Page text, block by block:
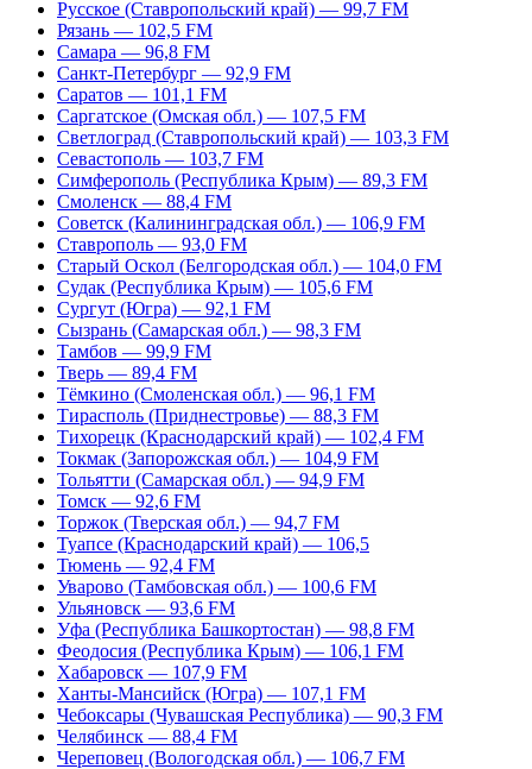
Русское (Ставропольский край) — 99,7 FM
Рязань — 102,5 FM
Самара — 96,8 FM
Санкт-Петербург — 92,9 FM
Саратов — 101,1 FM
Саргатское (Омская обл.) — 107,5 FM
Светлоград (Ставропольский край) — 103,3 FM
Севастополь — 103,7 FM
Симферополь (Республика Крым) — 89,3 FM
Смоленск — 88,4 FM
Советск (Калининградская обл.) — 106,9 FM
Ставрополь — 93,0 FM
Старый Оскол (Белгородская обл.) — 104,0 FM
Судак (Республика Крым) — 105,6 FM
Сургут (Югра) — 92,1 FM
Сызрань (Самарская обл.) — 98,3 FM
Тамбов — 99,9 FM
Тверь — 89,4 FM
Тёмкино (Смоленская обл.) — 96,1 FM
Тирасполь (Приднестровье) — 88,3 FM
Тихорецк (Краснодарский край) — 102,4 FM
Токмак (Запорожская обл.) — 104,9 FM
Тольятти (Самарская обл.) — 94,9 FM
Томск — 92,6 FM
Торжок (Тверская обл.) — 94,7 FM
Туапсе (Краснодарский край) — 106,5
Тюмень — 92,4 FM
Уварово (Тамбовская обл.) — 100,6 FM
Ульяновск — 93,6 FM
Уфа (Республика Башкортостан) — 98,8 FM
Феодосия (Республика Крым) — 106,1 FM
Хабаровск — 107,9 FM
Ханты-Мансийск (Югра) — 107,1 FM
Чебоксары (Чувашская Республика) — 90,3 FM
Челябинск — 88,4 FM
Череповец (Вологодская обл.) — 106,7 FM